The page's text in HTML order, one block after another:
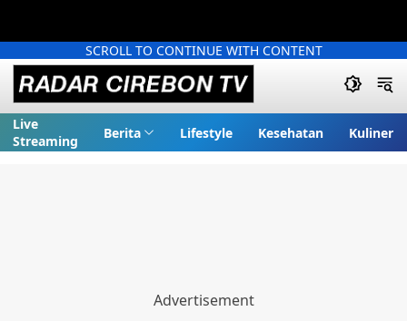
SCROLL TO CONTINUE WITH CONTENT
Live
Streaming
Berita Lifestyle Kesehatan Kuliner